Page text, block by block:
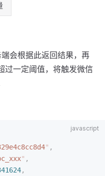
会根据此返回结果，再
过一定阈值，将触发微信
" ,
" ,
,